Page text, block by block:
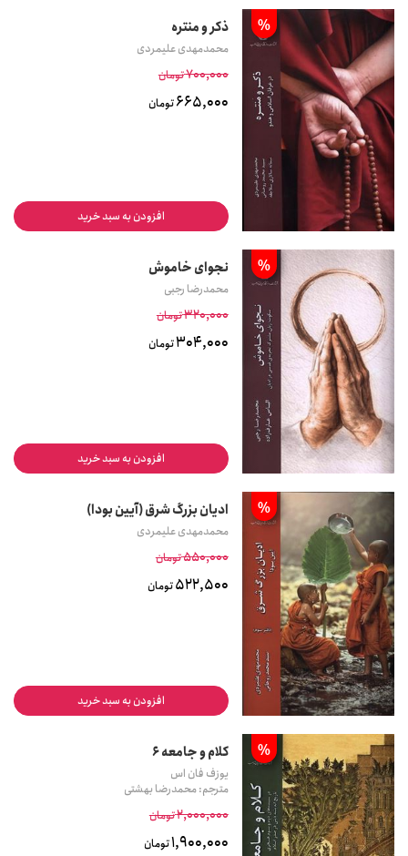
% ذکر و منتره
محمدمهدی علیمردی
700,000تومان
665,000تومان
افزودن به سبد خرید
% نجوای خاموش
محمدرضا رجبی
320,000تومان
304,000تومان
افزودن به سبد خرید
% ادیان بزرگ شرق (آیین بودا)
محمدمهدی علیمردی
550,000تومان
522,500تومان
افزودن به سبد خرید
% کلام و جامعه 6
یوزف فان اس
مترجم: محمدرضا بهشتی
2,000,000تومان
1,900,000تومان